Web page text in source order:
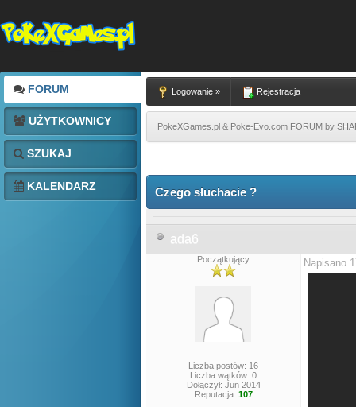
FORUM
UŻYTKOWNICY
SZUKAJ
KALENDARZ
Logowanie » Rejestracja
PokeXGames.pl & Poke-Evo.com FORUM by
Czego słuchacie ?
ada6
Początkujący
Liczba postów: 16
Liczba wątków: 0
Dołączył: Jun 2014
Reputacja: 107
Napisano